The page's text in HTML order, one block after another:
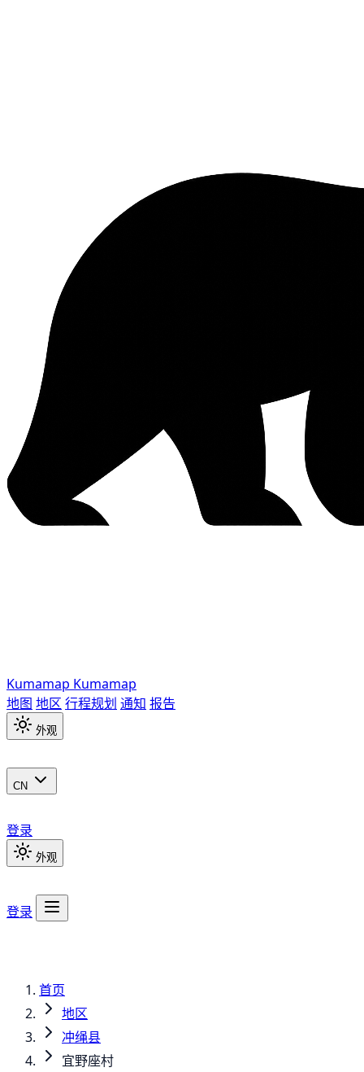
Kumamap Kumamap
地图 地区 行程规划 通知 报告
外观
CN
登录
外观
登录
首页
地区
冲绳县
宜野座村